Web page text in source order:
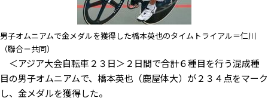
男子オムニアムで金メダルを獲得した橋本英也のタイムトライアル＝仁川
（聯合＝共同）
＜アジア大会自転車２３日＞２日間で合計６種目を行う混成種
目の男子オムニアムで、橋本英也（鹿屋体大）が２３４点をマーク
し、金メダルを獲得した。